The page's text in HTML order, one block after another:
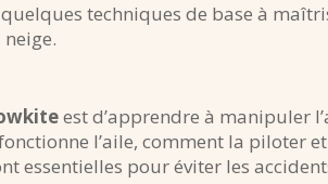
techniques de base à
est d’apprendre à manipuler
l’aile, comment la piloter
essentielles pour éviter les